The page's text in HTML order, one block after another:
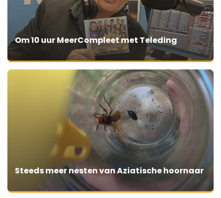
Om 10 uur MeerCompleet met Teleding
Steeds meer nesten van Aziatische hoornaar